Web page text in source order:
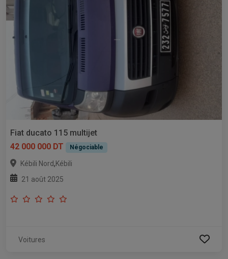
Fiat ducato 115 multijet
42 000 000 DT
Négociable
Kébili Nord,Kébili
21 août 2025
Voitures